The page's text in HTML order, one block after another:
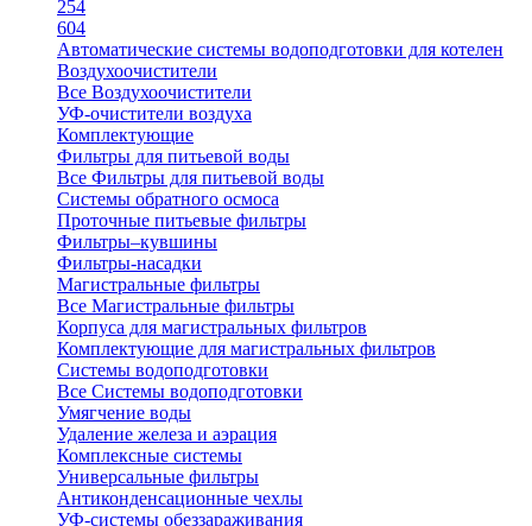
254
604
Автоматические системы водоподготовки для котелен
Воздухоочистители
Все Воздухоочистители
УФ-очистители воздуха
Комплектующие
Фильтры для питьевой воды
Все Фильтры для питьевой воды
Системы обратного осмоса
Проточные питьевые фильтры
Фильтры–кувшины
Фильтры-насадки
Магистральные фильтры
Все Магистральные фильтры
Корпуса для магистральных фильтров
Комплектующие для магистральных фильтров
Системы водоподготовки
Все Системы водоподготовки
Умягчение воды
Удаление железа и аэрация
Комплексные системы
Универсальные фильтры
Антиконденсационные чехлы
УФ-системы обеззараживания